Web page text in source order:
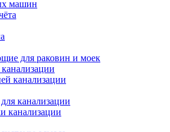
машин
для раковин и моек
канализации
канализации
канализации